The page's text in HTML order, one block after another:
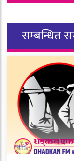
सम्बन्धित